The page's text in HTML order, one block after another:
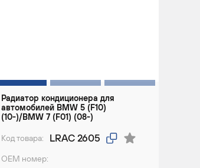
Радиатор кондиционера для
автомобилей BMW 5 (F10)
(10-)/BMW 7 (F01) (08-)
Код товара: LRAC 2605
ОЕМ номер: